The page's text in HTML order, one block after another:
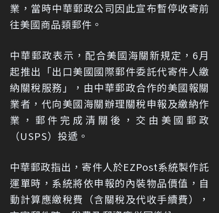
業，當時中華郵政公司因此宣布暫停收寄前
往美國商品類郵件。
中華郵政表示，配合美國海關新規定，6月
起推出「出口美國國際郵件委託代寄件人繳
納關稅服務」，由中華郵政合作的美國報關
業者，代向美國海關辦理關稅申報及繳納作
業，郵件完成清關後，交由美國郵政
（USPS）投遞。
中華郵政指出，寄件人於EZPost系統製作託
運單時，系統將依申報的內裝物品價值，自
動計算應繳稅費（含關稅及代收手續費），